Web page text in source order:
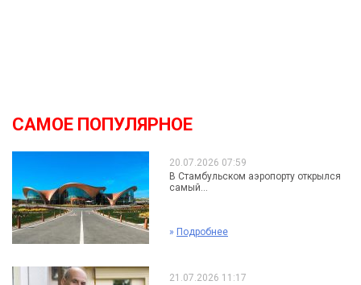
САМОЕ ПОПУЛЯРНОЕ
20.07.2026 07:59
В Стамбульском аэропорту открылся
самый...
» Подробнее
21.07.2026 11:17